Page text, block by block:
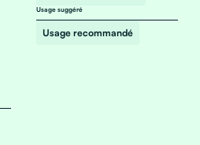
Usage suggéré
Usage recommandé